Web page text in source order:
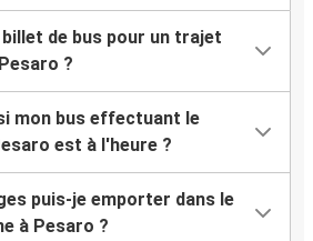
de bus pour un trajet
?
mon bus effectuant le
est à l'heure ?
puis-je emporter dans le
à Pesaro ?